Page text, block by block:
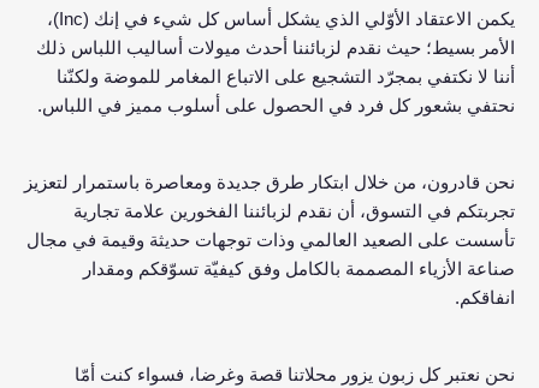
يكمن الاعتقاد الأوّلي الذي يشكل أساس كل شيء في إنك (Inc)،
الأمر بسيط؛ حيث نقدم لزبائننا أحدث ميولات أساليب اللباس ذلك
أننا لا نكتفي بمجرّد التشجيع على الاتباع المغامر للموضة ولكنّنا
نحتفي بشعور كل فرد في الحصول على أسلوب مميز في اللباس.
نحن قادرون، من خلال ابتكار طرق جديدة ومعاصرة باستمرار لتعزيز
تجربتكم في التسوق، أن نقدم لزبائننا الفخورين علامة تجارية
تأسست على الصعيد العالمي وذات توجهات حديثة وقيمة في مجال
صناعة الأزياء المصممة بالكامل وفق كيفيّة تسوّقكم ومقدار
انفاقكم.
نحن نعتبر كل زبون يزور محلاتنا قصة وغرضا، فسواء كنت أمّا